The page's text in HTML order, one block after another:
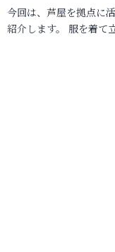
今回は、芦屋を拠点に
紹介します。 服を着て